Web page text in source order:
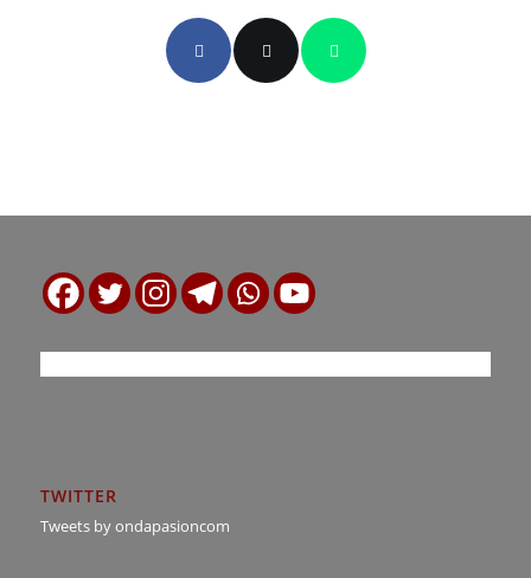
TWITTER
Tweets by ondapasioncom